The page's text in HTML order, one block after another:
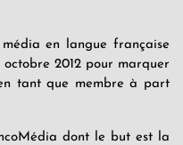
en langue française
2012 pour marquer
tant que membre à part
dont le but est la